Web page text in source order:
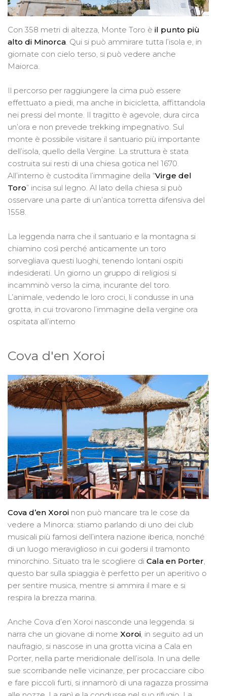
Con 358 metri di altezza, Monte Toro è il punto più
alto di Minorca. Qui si può ammirare tutta l’isola e, in
giornate con cielo terso, si può vedere anche
Maiorca.
Il percorso per raggiungere la cima può essere
effettuato a piedi, ma anche in bicicletta, affittandola
nei pressi del monte. Il tragitto è agevole, dura circa
un’ora e non prevede trekking impegnativo. Sul
monte è possibile visitare il santuario più importante
dell’isola, quello della Vergine. La struttura è stata
costruita sui resti di una chiesa gotica nel 1670.
All’interno è custodita l’immagine della “Virge del
Toro” incisa sul legno. Al lato della chiesa si può
osservare una parte di un’antica torretta difensiva del
1558.
La leggenda narra che il santuario e la montagna si
chiamino così perché anticamente un toro
sorvegliava questi luoghi, tenendo lontani ospiti
indesiderati. Un giorno un gruppo di religiosi si
incamminò verso la cima, incurante del toro.
L’animale, vedendo le loro croci, li condusse in una
grotta, in cui trovarono l’immagine della vergine ora
ospitata all’interno
Cova d'en Xoroi
Cova d’en Xoroi non può mancare tra le cose da
vedere a Minorca: stiamo parlando di uno dei club
musicali più famosi dell’intera nazione iberica, nonché
di un luogo meraviglioso in cui godersi il tramonto
minorchino. Situato tra le scogliere di Cala en Porter
questo bar sulla spiaggia è perfetto per un aperitivo o
per sentire musica, mentre si ammira il mare e si
respira la brezza marina.
Anche Cova d’en Xoroi nasconde una leggenda: si
narra che un giovane di nome Xoroi , in seguito ad un
naufragio, si nascose in una grotta vicina a Cala en
Porter, nella parte meridionale dell’isola. In una delle
sue scorribande nelle vicinanze, per procacciare cibo
e fare piccoli furti, si innamorò di una ragazza prossima